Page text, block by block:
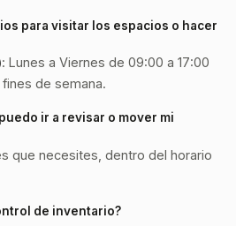
para visitar los espacios o hacer
: Lunes a Viernes de 09:00 a 17:00
de semana.
ir a revisar o mover mi
que necesites, dentro del horario
de inventario?